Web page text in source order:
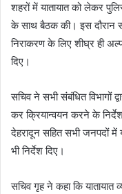
शहरों में यातायात को लेकर
के साथ बैठक की। इस दौरान
निराकरण के लिए शीघ्र ही
दिए।
सचिव ने सभी संबंधित विभागों
कर क्रियान्वयन करने के
देहरादून सहित सभी जनपदों में
भी निर्देश दिए।
सचिव गृह ने कहा कि यातायात